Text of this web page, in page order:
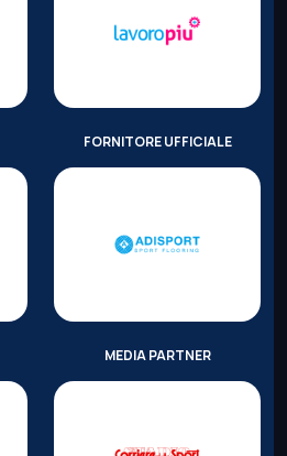
FORNITORE UFFICIALE
MEDIA PARTNER